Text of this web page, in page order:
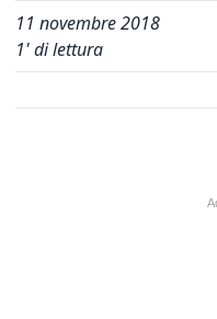
11 novembre 2018
1' di lettura